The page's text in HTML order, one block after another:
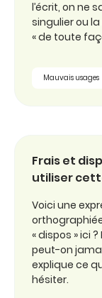
l’écrit, on ne
singulier ou
« de toute
Mauvais usages
Frais et
utiliser
Voici une
« dispos » ici
peut-on
explique ce
hésiter.